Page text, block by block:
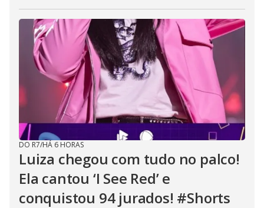
DO R7/HÁ 6 HORAS
Luiza chegou com tudo no palco!
Ela cantou ‘I See Red’ e
conquistou 94 jurados! #Shorts